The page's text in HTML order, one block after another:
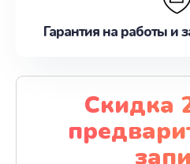
Гарантия на работы и
Скидка